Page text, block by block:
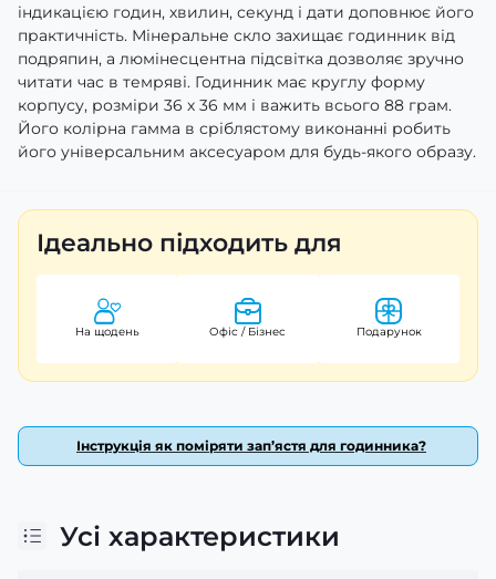
індикацією годин, хвилин, секунд і дати доповнює його
практичність. Мінеральне скло захищає годинник від
подряпин, а люмінесцентна підсвітка дозволяє зручно
читати час в темряві. Годинник має круглу форму
корпусу, розміри 36 х 36 мм і важить всього 88 грам.
Його колірна гамма в сріблястому виконанні робить
його універсальним аксесуаром для будь-якого образу.
Ідеально підходить для
На щодень Офіс / Бізнес Подарунок
Інструкція як поміряти зап’ястя для годинника?
Усі характеристики